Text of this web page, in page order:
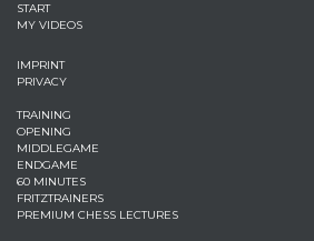
START
MY VIDEOS
IMPRINT
PRIVACY
TRAINING
OPENING
MIDDLEGAME
ENDGAME
60 MINUTES
FRITZTRAINERS
PREMIUM CHESS LECTURES